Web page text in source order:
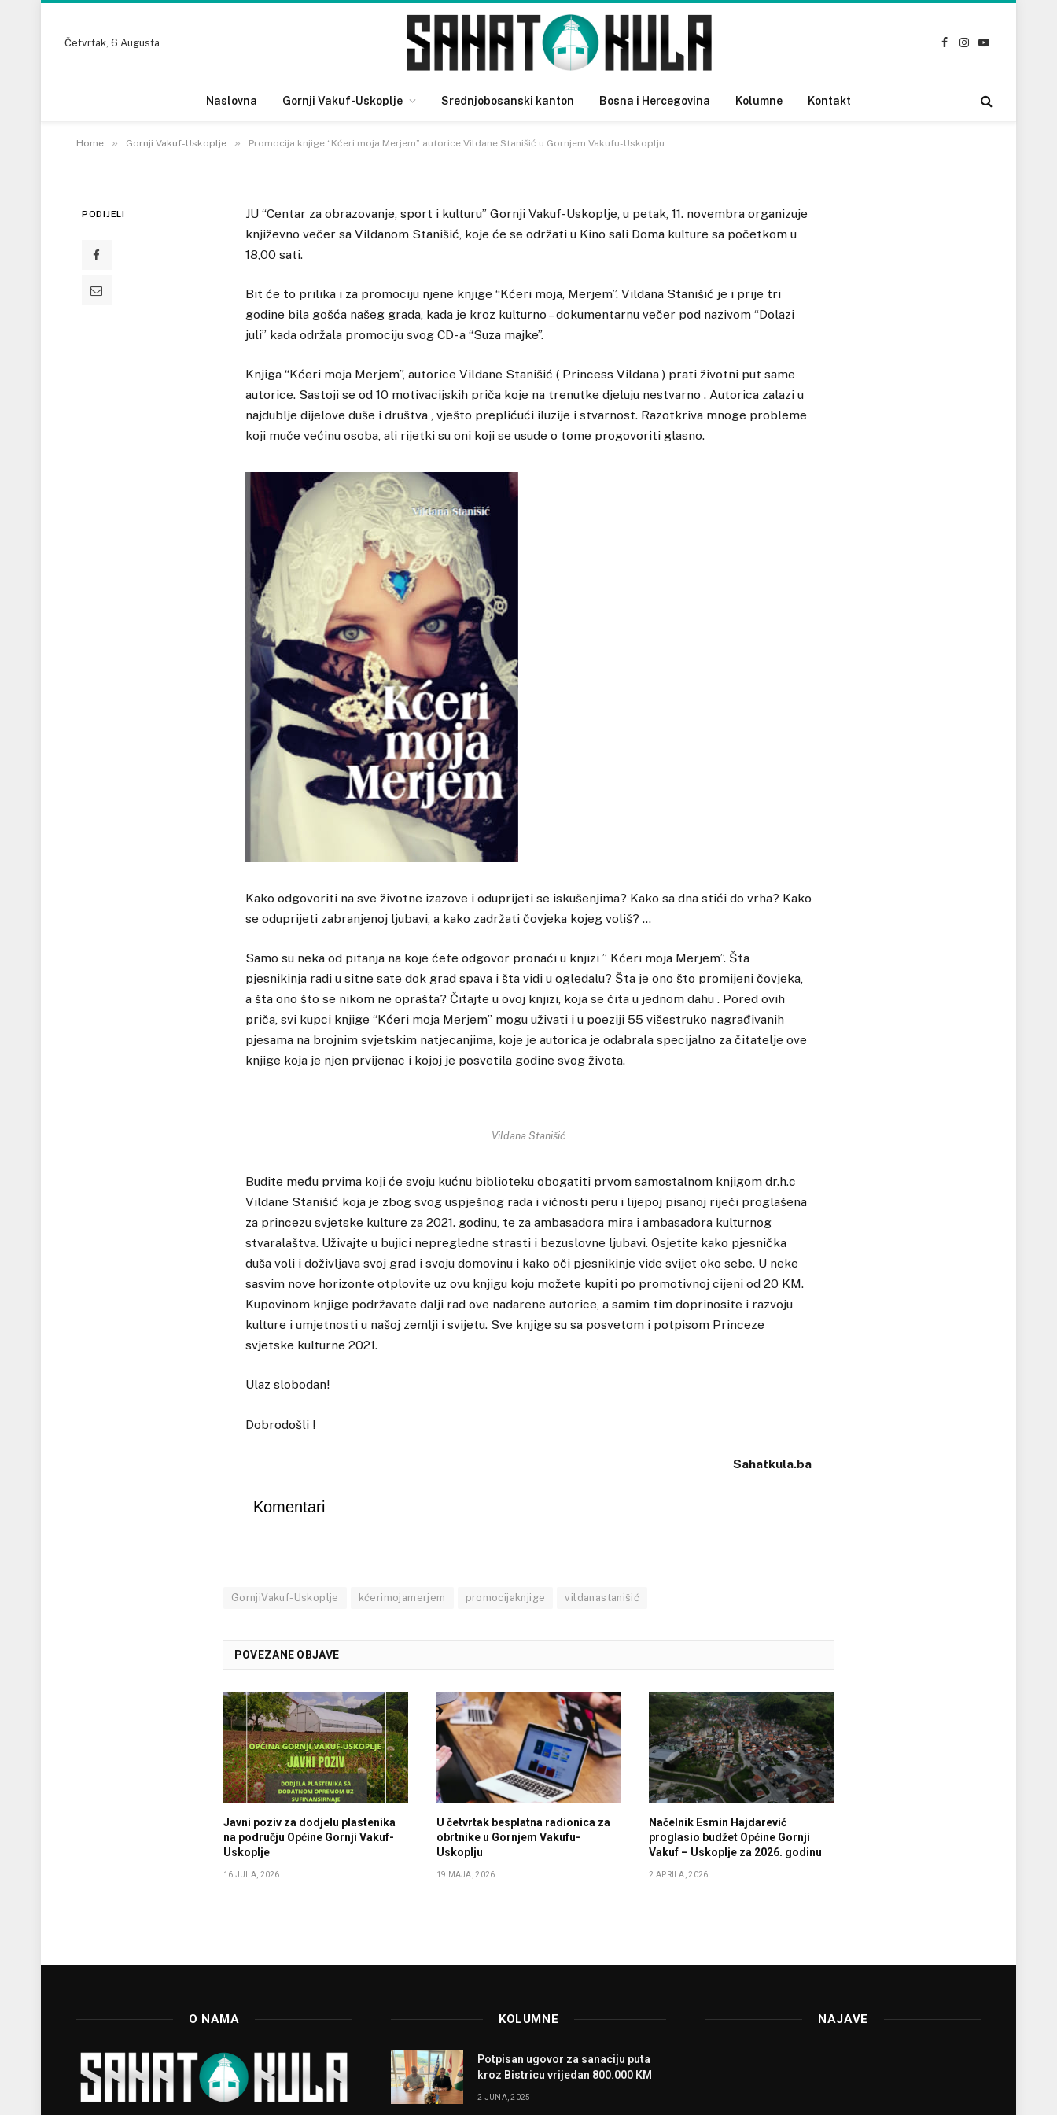
Četvrtak, 6 Augusta
Facebook
Instagram
YouTube
Naslovna Gornji Vakuf-Uskoplje Srednjobosanski kanton Bosna i Hercegovina Kolumne Kontakt
Home » Gornji Vakuf-Uskoplje » Promocija knjige “Kćeri moja Merjem” autorice Vildane Stanišić u Gornjem Vakufu-Uskoplju
Kćeri moja Merjem ” autorice
Vildane Stanišić u Gornjem Vakufu-Uskoplju
7 NOVEMBRA, 2022
PODIJELI
JU “Centar za obrazovanje, sport i kulturu” Gornji Vakuf-Uskoplje, u petak, 11. novembra organizuje
književno večer sa Vildanom Stanišić, koje će se održati u Kino sali Doma kulture sa početkom u
18,00 sati.
Bit će to prilika i za promociju njene knjige “Kćeri moja, Merjem”. Vildana Stanišić je i prije tri
godine bila gošća našeg grada, kada je kroz kulturno – dokumentarnu večer pod nazivom “Dolazi
juli” kada održala promociju svog CD- a “Suza majke”.
Knjiga “Kćeri moja Merjem”, autorice Vildane Stanišić ( Princess Vildana ) prati životni put same
autorice. Sastoji se od 10 motivacijskih priča koje na trenutke djeluju nestvarno . Autorica zalazi u
najdublje dijelove duše i društva , vješto preplićući iluzije i stvarnost. Razotkriva mnoge probleme
koji muče većinu osoba, ali rijetki su oni koji se usude o tome progovoriti glasno.
Kako odgovoriti na sve životne izazove i oduprijeti se iskušenjima? Kako sa dna stići do vrha? Kako
se oduprijeti zabranjenoj ljubavi, a kako zadržati čovjeka kojeg voliš? …
Samo su neka od pitanja na koje ćete odgovor pronaći u knjizi ” Kćeri moja Merjem”. Šta
pjesnikinja radi u sitne sate dok grad spava i šta vidi u ogledalu? Šta je ono što promijeni čovjeka,
a šta ono što se nikom ne oprašta? Čitajte u ovoj knjizi, koja se čita u jednom dahu . Pored ovih
priča, svi kupci knjige “Kćeri moja Merjem” mogu uživati i u poeziji 55 višestruko nagrađivanih
pjesama na brojnim svjetskim natjecanjima, koje je autorica je odabrala specijalno za čitatelje ove
knjige koja je njen prvijenac i kojoj je posvetila godine svog života.
Vildana Stanišić
Budite među prvima koji će svoju kućnu biblioteku obogatiti prvom samostalnom knjigom dr.h.c
Vildane Stanišić koja je zbog svog uspješnog rada i vičnosti peru i lijepoj pisanoj riječi proglašena
za princezu svjetske kulture za 2021. godinu, te za ambasadora mira i ambasadora kulturnog
stvaralaštva. Uživajte u bujici nepregledne strasti i bezuslovne ljubavi. Osjetite kako pjesnička
duša voli i doživljava svoj grad i svoju domovinu i kako oči pjesnikinje vide svijet oko sebe. U neke
sasvim nove horizonte otplovite uz ovu knjigu koju možete kupiti po promotivnoj cijeni od 20 KM.
Kupovinom knjige podržavate dalji rad ove nadarene autorice, a samim tim doprinosite i razvoju
kulture i umjetnosti u našoj zemlji i svijetu. Sve knjige su sa posvetom i potpisom Princeze
svjetske kulturne 2021.
Ulaz slobodan!
Dobrodošli !
Sahatkula.ba
Komentari
GornjiVakuf-Uskoplje kćerimojamerjem promocijaknjige vildanastanišić
POVEZANE OBJAVE
Javni poziv za dodjelu plastenika
na području Općine Gornji Vakuf-
Uskoplje
16 JULA, 2026
U četvrtak besplatna radionica za
obrtnike u Gornjem Vakufu-
Uskoplju
19 MAJA, 2026
Načelnik Esmin Hajdarević
proglasio budžet Općine Gornji
Vakuf – Uskoplje za 2026. godinu
2 APRILA, 2026
O NAMA KOLUMNE
Potpisan ugovor za sanaciju puta
kroz Bistricu vrijedan 800.000 KM
2 JUNA, 2025
NAJAVE